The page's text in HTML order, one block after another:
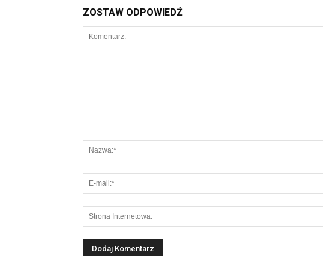
ZOSTAW ODPOWIEDŹ